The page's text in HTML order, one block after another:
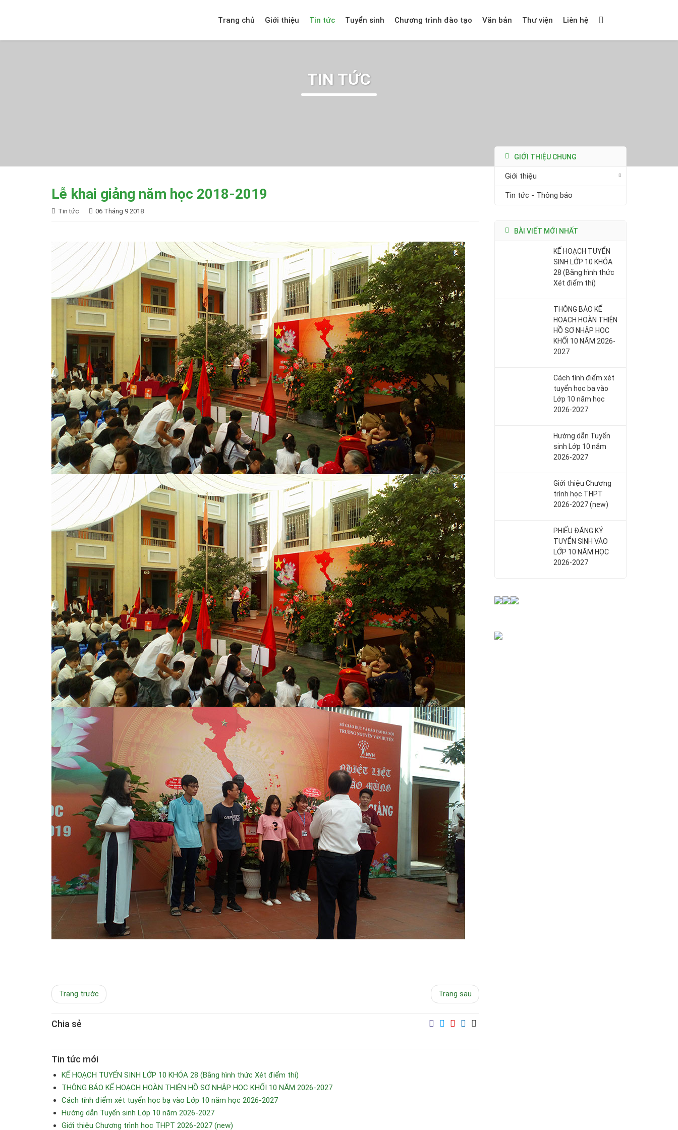
Trang chủ Giới thiệu Tin tức Tuyển sinh Chương trình đào tạo Văn bản Thư viện Liên hệ
TIN TỨC
Lễ khai giảng năm học 2018-2019
Tin tức 06 Tháng 9 2018
Trang trước Trang sau
Chia sẻ
Tin tức mới
KẾ HOẠCH TUYỂN SINH LỚP 10 KHÓA 28 (Bằng hình thức Xét điểm thi)
THÔNG BÁO KẾ HOẠCH HOÀN THIỆN HỒ SƠ NHẬP HỌC KHỐI 10 NĂM 2026-2027
Cách tính điểm xét tuyển học bạ vào Lớp 10 năm học 2026-2027
Hướng dẫn Tuyển sinh Lớp 10 năm 2026-2027
Giới thiệu Chương trình học THPT 2026-2027 (new)
GIỚI THIỆU CHUNG
Giới thiệu
Tin tức - Thông báo
BÀI VIẾT MỚI NHẤT
KẾ HOẠCH TUYỂN
SINH LỚP 10 KHÓA
28 (Bằng hình thức
Xét điểm thi)
THÔNG BÁO KẾ
HOẠCH HOÀN THIỆN
HỒ SƠ NHẬP HỌC
KHỐI 10 NĂM 2026-
2027
Cách tính điểm xét
tuyển học bạ vào
Lớp 10 năm học
2026-2027
Hướng dẫn Tuyển
sinh Lớp 10 năm
2026-2027
Giới thiệu Chương
trình học THPT
2026-2027 (new)
PHIẾU ĐĂNG KÝ
TUYỂN SINH VÀO
LỚP 10 NĂM HỌC
2026-2027